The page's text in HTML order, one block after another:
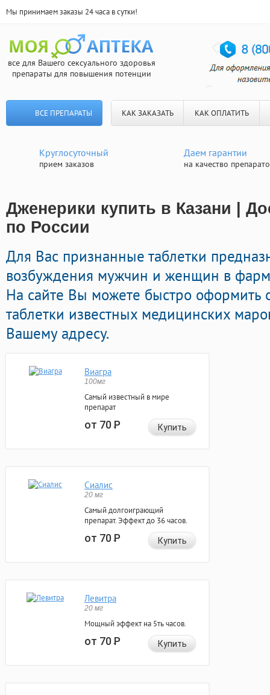
Мы принимаем заказы 24 часа в сутки!
все для Вашего сексуального здоровья
препараты для повышения потенции
ВСЕ ПРЕПАРАТЫ КАК ЗАКАЗАТЬ КАК ОПЛАТИТЬ
Круглосуточный
прием заказов
Даем гарантии
на качество
Дженерики купить в Казани |
по России
Для Вас признанные таблетки
возбуждения мужчин и женщин в
На сайте Вы можете быстро оформить
таблетки известных медицинских
Вашему адресу.
Виагра
100мг
Самый известный в мире
препарат
от 70Р Купить
Сиалис
20 мг
Самый долгоиграющий
препарат. Эффект до 36 часов.
от 70Р Купить
Левитра
20 мг
Мощный эффект на 5ть часов.
от 70Р Купить